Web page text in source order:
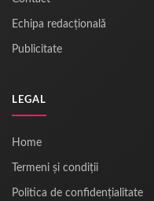
Echipa redacțională
Publicitate
LEGAL
Home
Termeni și condiții
Politica de confidențialitate